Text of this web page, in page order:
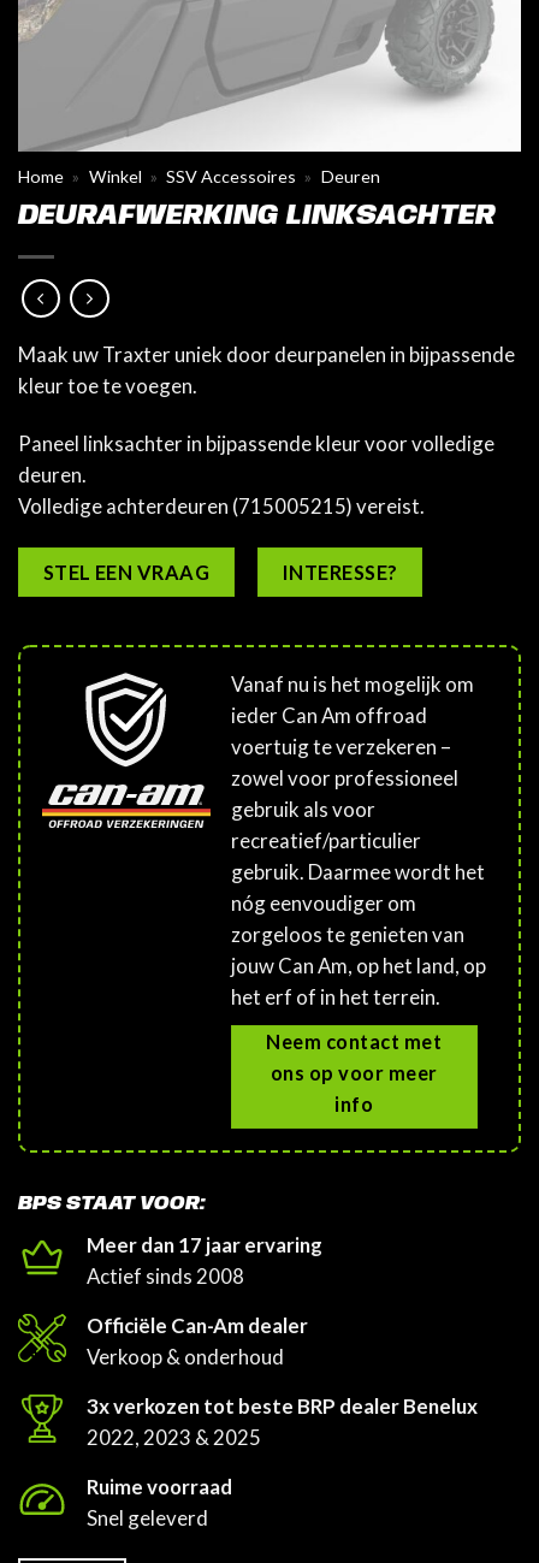
Home » Winkel » SSV Accessoires » Deuren
DEURAFWERKING LINKSACHTER
Maak uw Traxter uniek door deurpanelen in bijpassende
kleur toe te voegen.
Paneel linksachter in bijpassende kleur voor volledige
deuren.
Volledige achterdeuren (715005215) vereist.
STEL EEN VRAAG INTERESSE?
Vanaf nu is het mogelijk om
ieder Can Am offroad
voertuig te verzekeren –
zowel voor professioneel
gebruik als voor
recreatief/particulier
gebruik. Daarmee wordt het
nóg eenvoudiger om
zorgeloos te genieten van
jouw Can Am, op het land, op
het erf of in het terrein.
Neem contact met
ons op voor meer
info
BPS STAAT VOOR:
Meer dan 17 jaar ervaring
Actief sinds 2008
Officiële Can-Am dealer
Verkoop & onderhoud
3x verkozen tot beste BRP dealer Benelux
2022, 2023 & 2025
Ruime voorraad
Snel geleverd